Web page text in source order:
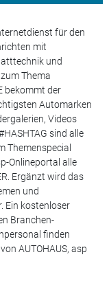
für den
mit
und
Thema
bekommt der
Automarken
Videos
sind alle
Themenspecial
Onlineportal alle
Ergänzt wird das
und
Ein kostenloser
Branchen-
finden
AUTOHAUS, asp